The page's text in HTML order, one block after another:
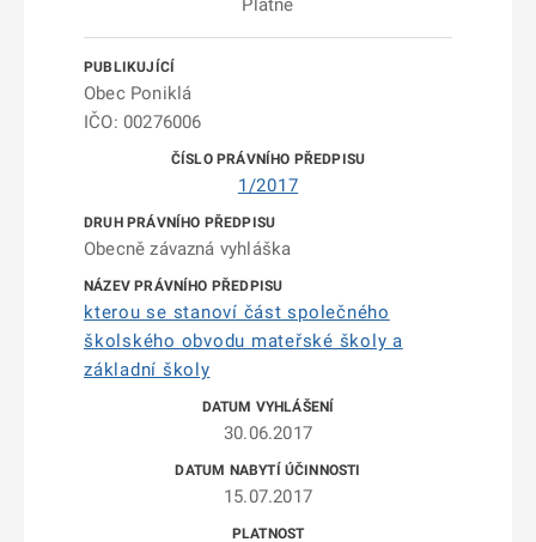
Platné
Obec Poniklá
IČO: 00276006
1/2017
Obecně závazná vyhláška
kterou se stanoví část společného
školského obvodu mateřské školy a
základní školy
30.06.2017
15.07.2017